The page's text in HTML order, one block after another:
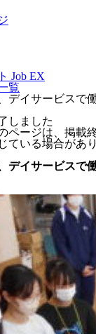
Job EX
覧
デイサービスで
しました
ページは、掲載
ている場合があ
デイサービスで